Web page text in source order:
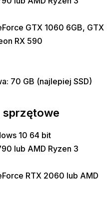
GTX 1060 6GB, GTX
RX 590
70 GB (najlepiej SSD)
sprzętowe
10 64 bit
lub AMD Ryzen 3
RTX 2060 lub AMD